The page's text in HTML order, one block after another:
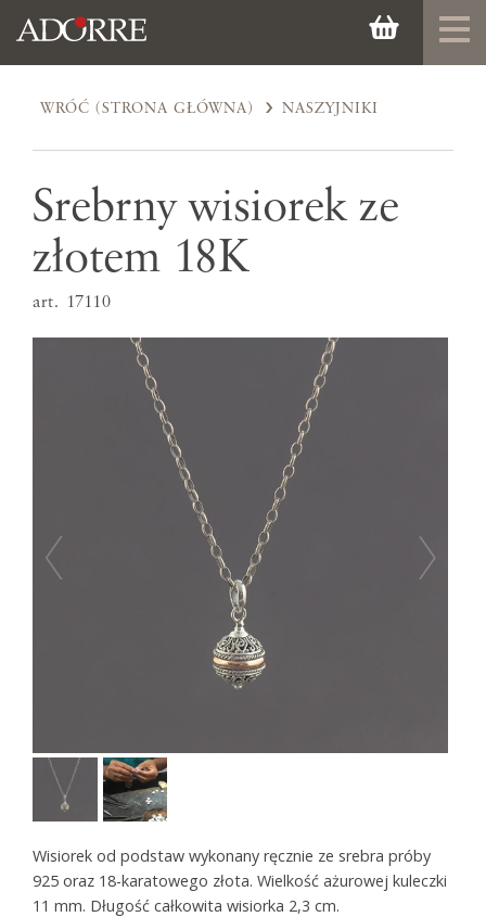
WRÓĆ (STRONA GŁÓWNA) NASZYJNIKI
Srebrny wisiorek ze
złotem 18K
art. 17110
Wisiorek od podstaw wykonany ręcznie ze srebra próby
925 oraz 18-karatowego złota. Wielkość ażurowej kuleczki
11 mm. Długość całkowita wisiorka 2,3 cm.